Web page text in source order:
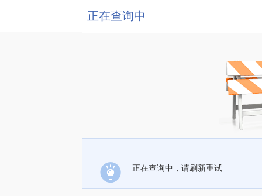
正在查询中
正在查询中，请刷新重试